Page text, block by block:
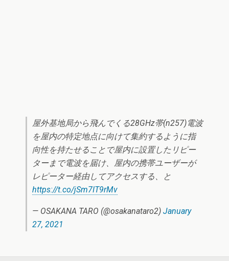
屋外基地局から飛んでくる28GHz帯(n257)電波
を屋内の特定地点に向けて集約するように指
向性を持たせることで屋内に設置したリピー
ターまで電波を届け、屋内の携帯ユーザーが
レピーター経由してアクセスする、と
https://t.co/jSm7IT9rMv
— OSAKANA TARO (@osakanataro2) January
27, 2021